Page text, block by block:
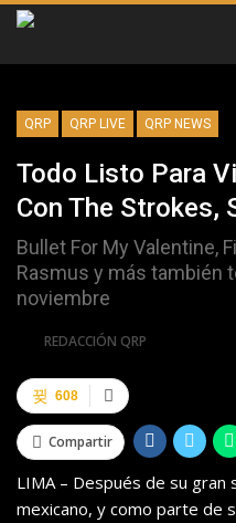
QRP QRP LIVE QRP NEWS
Todo Listo Para
Con The Strokes,
Bullet For My Valentine,
Rasmus y más también
noviembre
REDACCIÓN QRP
608
Compartir
LIMA – Después de su gran
mexicano, y como parte de